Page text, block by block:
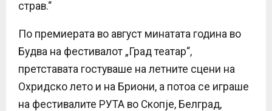
страв.“
По премиерата во август минатата година во
Будва на фестивалот „Град театар“,
претставата гостуваше на летните сцени на
Охридско лето и на Бриони, а потоа се играше
на фестивалите РУТА во Скопје, Белград,